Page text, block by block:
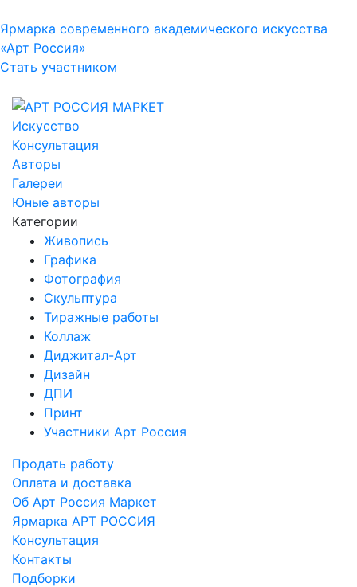
Ярмарка современного академического искусства
«Арт Россия»
Стать участником
Искусство
Консультация
Авторы
Галереи
Юные авторы
Категории
Живопись
Графика
Фотография
Скульптура
Тиражные работы
Коллаж
Диджитал-Арт
Дизайн
ДПИ
Принт
Участники Арт Россия
Продать работу
Оплата и доставка
Об Арт Россия Маркет
Ярмарка АРТ РОССИЯ
Консультация
Контакты
Подборки